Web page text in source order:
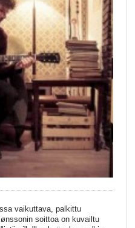
vaikuttava, palkittu
soittoa on kuvailtu